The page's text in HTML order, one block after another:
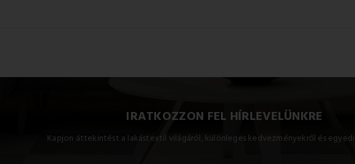
IRATKOZZON FEL HÍRLEVELÜNKRE
Kapjon áttekintést a lakástextil világáról, különleges kedvezményekről és